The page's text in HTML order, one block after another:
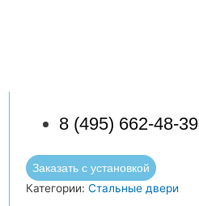
8 (495) 662-48-39
Заказать с установкой
Категории: Стальные двери